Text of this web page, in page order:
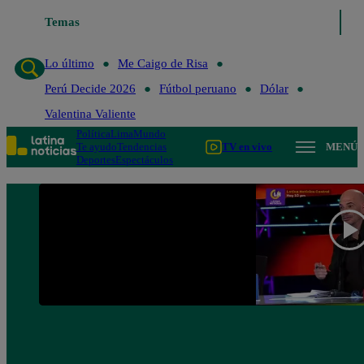
Temas
Lo último
Me Caigo de Risa
Perú Decide 2026
Fútbol peruano
Dólar
Valentina Valiente
PolíticaLimaMundo
Te ayudoTendencias
DeportesEspectáculos
TV en vivo MENÚ